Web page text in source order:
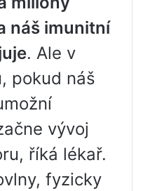
náš imunitní
. Ale v
pokud náš
vývoj
říká lékař.
fyzicky